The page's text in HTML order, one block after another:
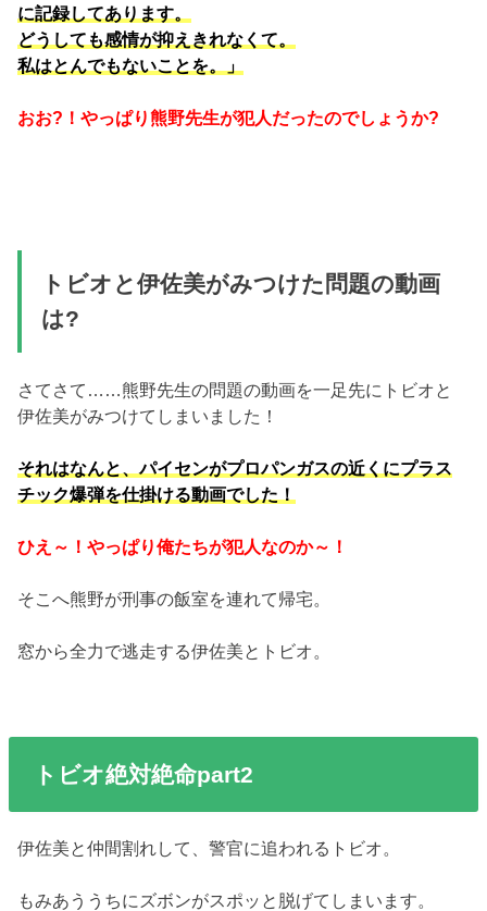
に記録してあります。
どうしても感情が抑えきれなくて。
私はとんでもないことを。」
おお?！やっぱり熊野先生が犯人だったのでしょうか?
トビオと伊佐美がみつけた問題の動画
は?
さてさて……熊野先生の問題の動画を一足先にトビオと
伊佐美がみつけてしまいました！
それはなんと、パイセンがプロパンガスの近くにプラス
チック爆弾を仕掛ける動画でした！
ひえ～！やっぱり俺たちが犯人なのか～！
そこへ熊野が刑事の飯室を連れて帰宅。
窓から全力で逃走する伊佐美とトビオ。
トビオ絶対絶命part2
伊佐美と仲間割れして、警官に追われるトビオ。
もみあううちにズボンがスポッと脱げてしまいます。